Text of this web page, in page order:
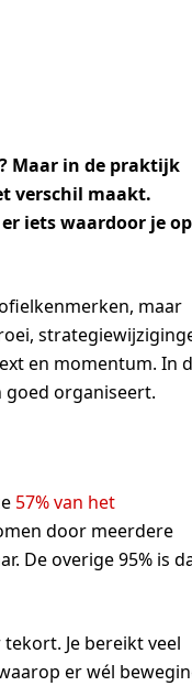
Maar in de praktijk
verschil maakt.
iets waardoor je
maar
en momentum. In
goed organiseert.
57% van het
door meerdere
De overige 95% is
Je bereikt veel
er wél